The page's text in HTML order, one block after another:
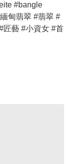
#bangle
甸翡翠 #翡翠 #
匠藝 #小資女 #首